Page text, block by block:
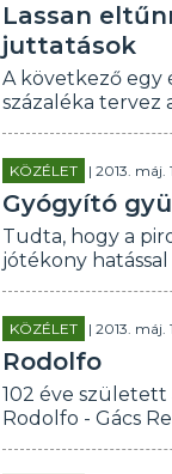
Lassan
juttatások
A következő egy
százaléka tervez
KÖZÉLET | 2013.
Gyógyító
Tudta, hogy a
jótékony
KÖZÉLET | 2013.
Rodolfo
102 éve
Rodolfo - Gács